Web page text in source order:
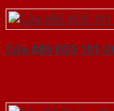
Cửa ABS KOS 101